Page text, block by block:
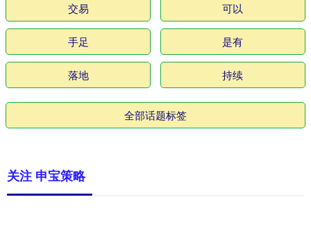
交易 可以
手足 是有
落地 持续
全部话题标签
关注 申宝策略